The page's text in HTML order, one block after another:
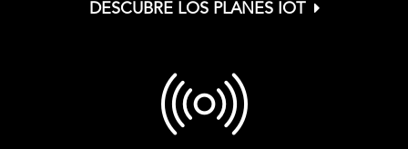
DESCUBRE LOS PLANES IOT